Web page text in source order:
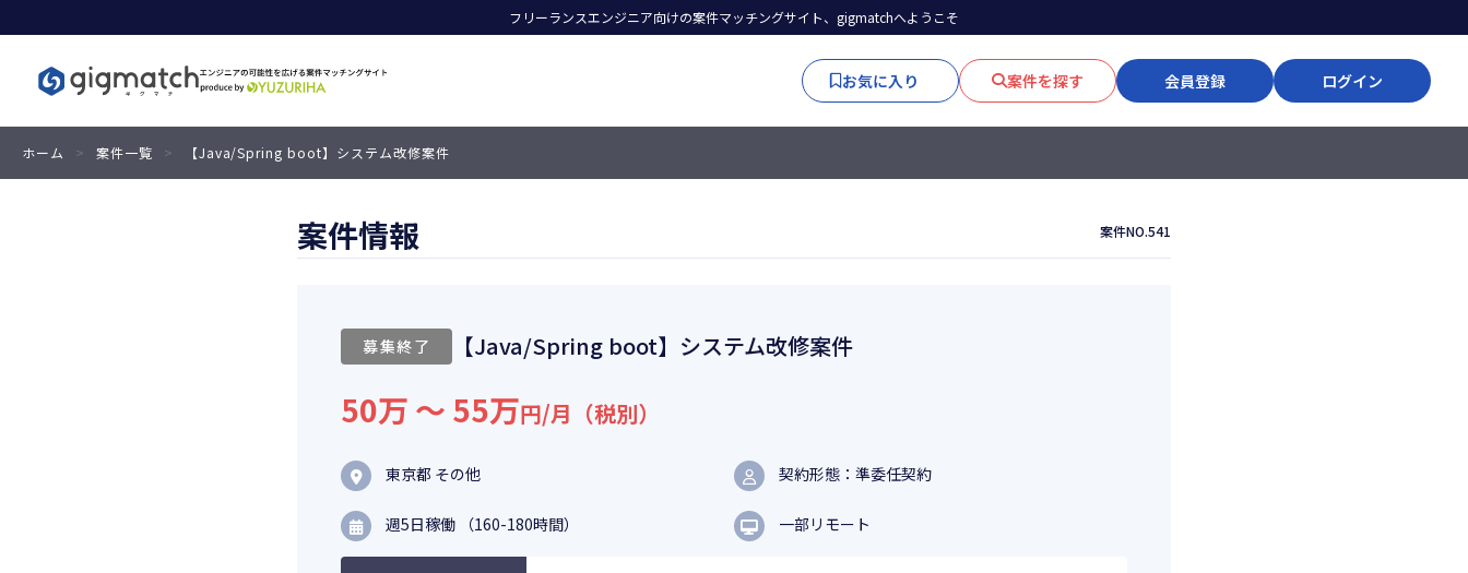
フリーランスエンジニア向けの案件マッチングサイト、gigmatchへようこそ
お気に入り 案件を探す 会員登録 ログイン
ホーム > 案件一覧 > 【Java/Spring boot】システム改修案件
案件情報 案件NO.541
募集終了 【Java/Spring boot】システム改修案件
50万 〜 55万円/月（税別）
東京都 その他 契約形態：準委任契約
週5日稼働 （160-180時間） 一部リモート